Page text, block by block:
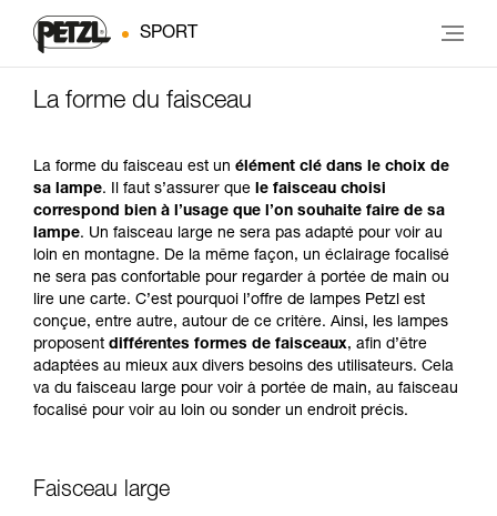
SPORT
La forme du faisceau
La forme du faisceau est un élément clé dans le choix de
sa lampe. Il faut s’assurer que le faisceau choisi
correspond bien à l’usage que l’on souhaite faire de sa
lampe. Un faisceau large ne sera pas adapté pour voir au
loin en montagne. De la même façon, un éclairage focalisé
ne sera pas confortable pour regarder à portée de main ou
lire une carte. C’est pourquoi l’offre de lampes Petzl est
conçue, entre autre, autour de ce critère. Ainsi, les lampes
proposent différentes formes de faisceaux, afin d’être
adaptées au mieux aux divers besoins des utilisateurs. Cela
va du faisceau large pour voir à portée de main, au faisceau
focalisé pour voir au loin ou sonder un endroit précis.
Faisceau large